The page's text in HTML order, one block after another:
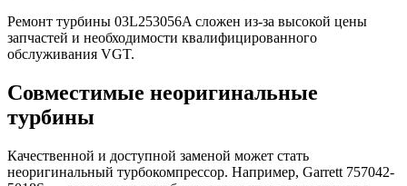
Ремонт турбины 03L253056A сложен из-за высокой цены
запчастей и необходимости квалифицированного
обслуживания VGT.
Совместимые неоригинальные
турбины
Качественной и доступной заменой может стать
неоригинальный турбокомпрессор. Например, Garrett 757042-